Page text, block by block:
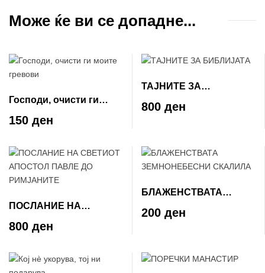
Може ќе ви се допадне...
Господи, очисти ги
моите гревови
150 ден
ТАЈНИТЕ ЗА
БИБЛИЈАТА
800 ден
ПОСЛАНИЕ НА
СВЕТИОТ АПОСТОЛ
ПАВЛЕ ДО РИМЈАНИТЕ
800 ден
БЛАЖЕНСТВАТА
ЗЕМНОНЕБЕСНИ
СКАЛИЛА
200 ден